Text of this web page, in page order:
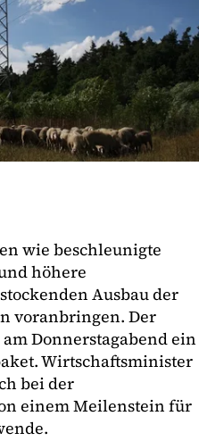
wie beschleunigte
höhere
Ausbau der
voranbringen. Der
Donnerstagabend ein
Wirtschaftsminister
bei der
einem Meilenstein für